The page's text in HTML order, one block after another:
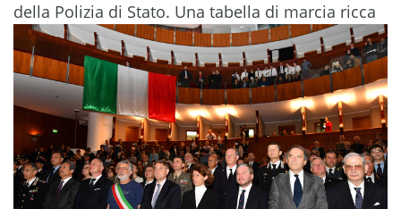
della Polizia di Stato. Una tabella di marcia ricca